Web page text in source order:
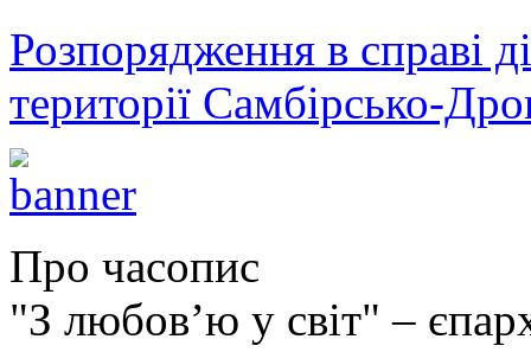
Розпорядження в справі
території Самбірсько-
Про часопис
"З любов’ю у світ" –